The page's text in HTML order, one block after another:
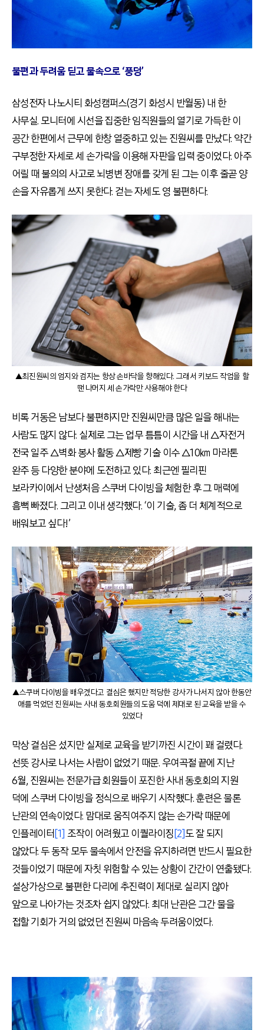
불편과 두려움 딛고 물속으로 ‘풍덩’
삼성전자 나노시티 화성캠퍼스(경기 화성시 반월동) 내 한
사무실. 모니터에 시선을 집중한 임직원들의 열기로 가득한 이
공간 한편에서 근무에 한창 열중하고 있는 진원씨를 만났다. 약간
구부정한 자세로 세 손가락을 이용해 자판을 입력 중이었다. 아주
어릴 때 불의의 사고로 뇌병변 장애를 갖게 된 그는 이후 줄곧 양
손을 자유롭게 쓰지 못한다. 걷는 자세도 영 불편하다.
▲최진원씨의 엄지와 검지는 항상 손바닥을 향해있다. 그래서 키보드 작업을 할
땐 나머지 세 손가락만 사용해야 한다
비록 거동은 남보다 불편하지만 진원씨만큼 많은 일을 해내는
사람도 많지 않다. 실제로 그는 업무 틈틈이 시간을 내 △자전거
전국 일주 △벽화 봉사 활동 △제빵 기술 이수 △10㎞ 마라톤
완주 등 다양한 분야에 도전하고 있다. 최근엔 필리핀
보라카이에서 난생처음 스쿠버 다이빙을 체험한 후 그 매력에
흠뻑 빠졌다. 그리고 이내 생각했다. ‘이 기술, 좀 더 체계적으로
배워보고 싶다!’
▲스쿠버 다이빙을 배우겠다고 결심은 했지만 적당한 강사가 나서지 않아 한동안
애를 먹었던 진원씨는 사내 동호회원들의 도움 덕에 제대로 된 교육을 받을 수
있었다
막상 결심은 섰지만 실제로 교육을 받기까진 시간이 꽤 걸렸다.
선뜻 강사로 나서는 사람이 없었기 때문. 우여곡절 끝에 지난
6월, 진원씨는 전문가급 회원들이 포진한 사내 동호회의 지원
덕에 스쿠버 다이빙을 정식으로 배우기 시작했다. 훈련은 물론
난관의 연속이었다. 맘대로 움직여주지 않는 손가락 때문에
인플레이터[1] 조작이 어려웠고 이퀄라이징[2]도 잘 되지
않았다. 두 동작 모두 물속에서 안전을 유지하려면 반드시 필요한
것들이었기 때문에 자칫 위험할 수 있는 상황이 간간이 연출됐다.
설상가상으로 불편한 다리에 추진력이 제대로 실리지 않아
앞으로 나아가는 것조차 쉽지 않았다. 최대 난관은 그간 물을
접할 기회가 거의 없었던 진원씨 마음속 두려움이었다.